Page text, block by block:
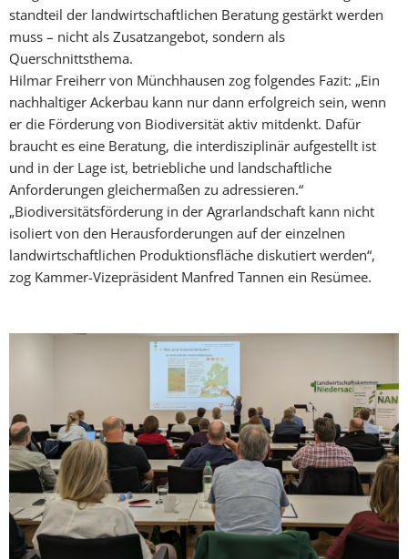
standteil der landwirtschaftlichen Beratung gestärkt werden
muss – nicht als Zusatzangebot, sondern als
Querschnittsthema.
Hilmar Freiherr von Münchhausen zog folgen­des Fazit: „Ein
nachhaltiger Ackerbau kann nur dann erfolgreich sein, wenn
er die Förderung von Biodiversität aktiv mitdenkt. Dafür
braucht es eine Beratung, die interdisziplinär aufge­stellt ist
und in der Lage ist, betriebliche und landschaftliche
Anforderungen gleichermaßen zu ad­ressieren.“
„Biodiversitätsförderung in der Agrarlandschaft kann nicht
isoliert von den Herausforderun­gen auf der einzelnen
landwirtschaftlichen Produktionsfläche diskutiert werden“,
zog Kam­mer-Vize­präsident Manfred Tannen ein Resümee.